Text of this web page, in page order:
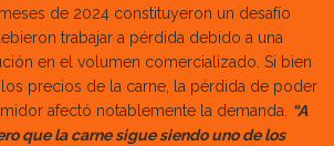
de 2024 constituyeron un desafío
trabajar a pérdida debido a una
en el volumen comercializado. Si bien
precios de la carne, la pérdida de poder
afectó notablemente la demanda. “A
que la carne sigue siendo uno de los